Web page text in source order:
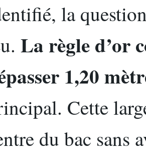
la
La règle d’or
1,20
Cette
du bac sans